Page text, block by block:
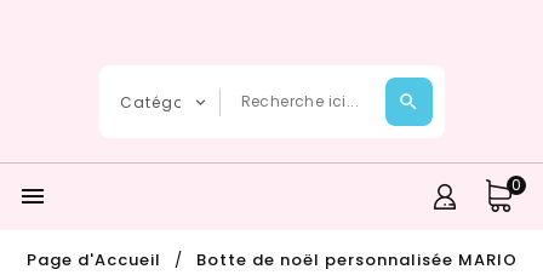
 0
Page d'Accueil Botte de noël personnalisée MARIO